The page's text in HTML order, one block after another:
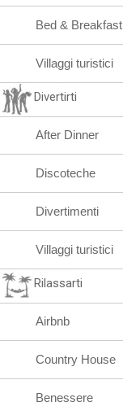
Bed & Breakfast
Villaggi turistici
Divertirti
After Dinner
Discoteche
Divertimenti
Villaggi turistici
Rilassarti
Airbnb
Country House
Benessere